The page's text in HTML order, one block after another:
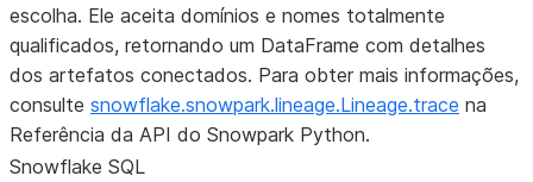
escolha. Ele aceita domínios e nomes totalmente
qualificados, retornando um DataFrame com detalhes
dos artefatos conectados. Para obter mais informações,
consulte snowflake.snowpark.lineage.Lineage.trace na
Referência da API do Snowpark Python.
Snowflake SQL